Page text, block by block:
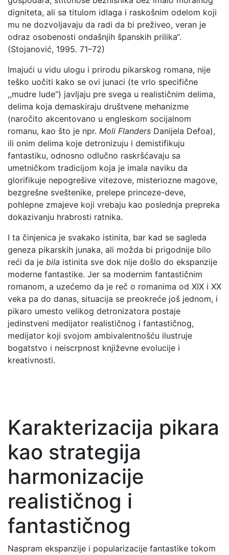
digniteta, ali sa titulom idlaga i raskošnim odelom koji
mu ne dozvoljavaju da radi da bi preživeo, veran je
odraz osobenosti ondašnjih španskih prilika“.
(Stojanović, 1995. 71–72)
Imajući u vidu ulogu i prirodu pikarskog romana, nije
teško uočiti kako se ovi junaci (te vrlo specifične
,,mudre lude“) javljaju pre svega u realističnim delima,
delima koja demaskiraju društvene mehanizme
(naročito akcentovano u engleskom socijalnom
romanu, kao što je npr. Moli Flanders Danijela Defoa),
ili onim delima koje detronizuju i demistifikuju
fantastiku, odnosno odlučno raskršćavaju sa
umetničkom tradicijom koja je imala naviku da
glorifikuje nepogrešive vitezove, misteriozne magove,
bezgrešne sveštenike, prelepe princeze-deve,
pohlepne zmajeve koji vrebaju kao poslednja prepreka
dokazivanju hrabrosti ratnika.
I ta činjenica je svakako istinita, bar kad se sagleda
geneza pikarskih junaka, ali možda bi prigodnije bilo
reći da je bila istinita sve dok nije došlo do ekspanzije
moderne fantastike. Jer sa modernim fantastičnim
romanom, a uzećemo da je reč o romanima od XIX i XX
veka pa do danas, situacija se preokreće još jednom, i
pikaro umesto velikog detronizatora postaje
jedinstveni medijator realističnog i fantastičnog,
medijator koji svojom ambivalentnošću ilustruje
bogatstvo i neiscrpnost književne evolucije i
kreativnosti.
Karakterizacija pikara
kao strategija
harmonizacije
realističnog i
fantastičnog
Naspram ekspanzije i popularizacije fantastike tokom